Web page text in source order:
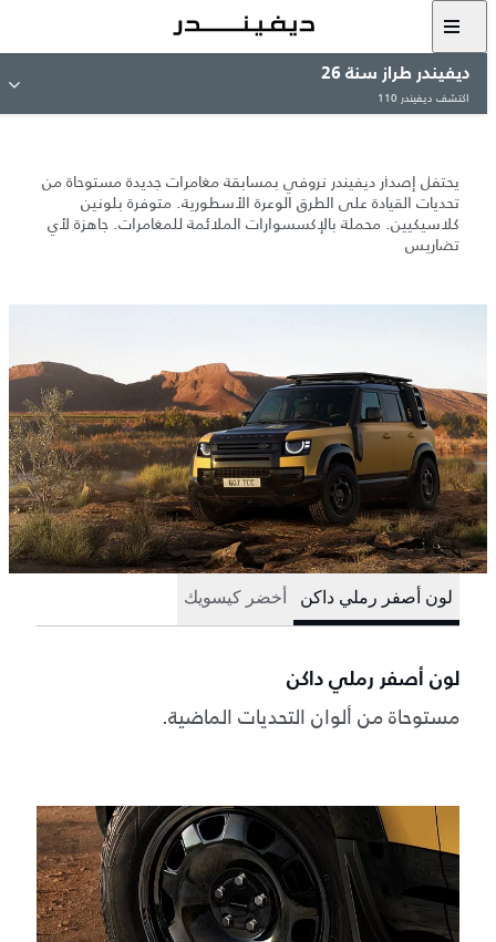
ديفيندر طراز سنة 26
اكتشف ديفيندر 110
ديفيندر تروفي الجديد
منحدرة من تاريخ أصيل.
يحتفل إصدار ديفيندر تروفي بمسابقة مغامرات جديدة مستوحاة من
تحديات القيادة على الطرق الوعرة الأسطورية. متوفرة بلونين
كلاسيكيين. محملة بالإكسسوارات الملائمة للمغامرات. جاهزة لأي
تضاريس
لون أصفر رملي داكن أخضر كيسويك
لون أصفر رملي داكن
مستوحاة من ألوان التحديات الماضية.